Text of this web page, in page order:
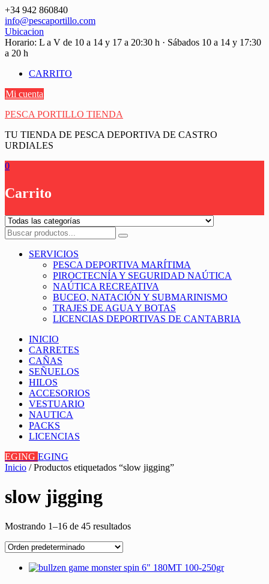
Saltar
contenido
+34 942 860840
info@pescaportillo.com
Ubicacion
Horario: L a V de 10 a 14 y 17 a 20:30 h · Sábados 10 a 14 y 17:30
a 20 h
CARRITO
Mi cuenta
PESCA PORTILLO TIENDA
TU TIENDA DE PESCA DEPORTIVA DE CASTRO
URDIALES
0
Carrito
SERVICIOS
PESCA DEPORTIVA MARÍTIMA
PIROCTECNÍA Y SEGURIDAD NAÚTICA
NAÚTICA RECREATIVA
BUCEO, NATACIÓN Y SUBMARINISMO
TRAJES DE AGUA Y BOTAS
LICENCIAS DEPORTIVAS DE CANTABRIA
INICIO
CARRETES
CAÑAS
SEÑUELOS
HILOS
ACCESORIOS
VESTUARIO
NAUTICA
PACKS
LICENCIAS
EGING EGING
Inicio / Productos etiquetados “slow jigging”
slow jigging
Mostrando 1–16 de 45 resultados